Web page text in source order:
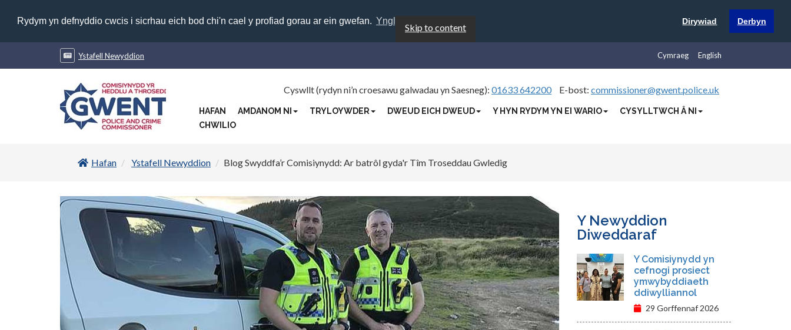
Rydym yn defnyddio cwcis i sicrhau eich bod chi'n cael y profiad gorau ar ein gwefan. Ynglŷn â chwcis Dirywiad Derbyn
Skip to content
Ystafell Newyddion English
Cymraeg
Cyswllt (rydyn ni’n croesawu galwadau yn Saesneg): 01633 642200 E-bost: commissioner@gwent.police.uk
HAFAN AMDANOM NI TRYLOYWDER DWEUD EICH DWEUD Y HYN RYDYM YN EI WARIO
CYSYLLTWCH Â NI
CHWILIO
Hafan Ystafell Newyddion Blog Swyddfa’r Comisiynydd: Ar batrôl gyda'r Tîm Troseddau Gwledig
Y Newyddion
Diweddaraf
Y Comisiynydd yn
cefnogi prosiect
ymwybyddiaeth
ddiwylliannol
29 Gorffennaf 2026